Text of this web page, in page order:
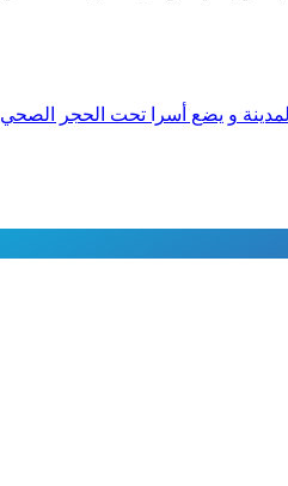
و يضع أسرا تحت الحجر الصحي